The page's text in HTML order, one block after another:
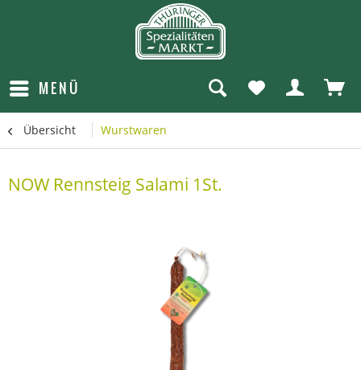
MENÜ
Übersicht Wurstwaren
NOW Rennsteig Salami 1St.